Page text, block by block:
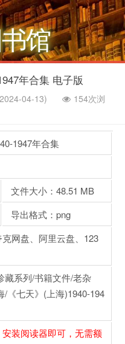
馆
年合集 电子版
04-13)
154次浏
1947年合集
文件大小：48.51 MB
导出格式：png
网盘、阿里云盘、123
藏系列/书籍文件/老杂
《七天》(上海)1940-194
装阅读器即可，无需额